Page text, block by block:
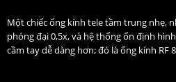
Một chiếc ống kính tele tầm trung nhẹ,
phóng đại 0,5x, và hệ thống ổn định
cầm tay dễ dàng hơn; đó là ống kính RF